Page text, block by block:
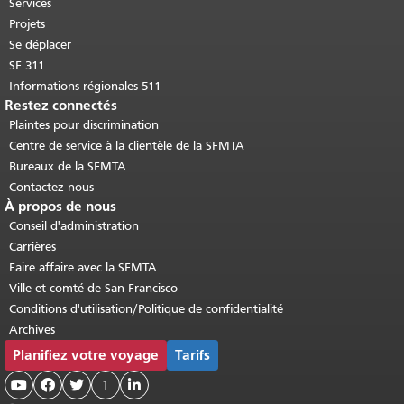
Services
Projets
Se déplacer
SF 311
Informations régionales 511
Restez connectés
Plaintes pour discrimination
Centre de service à la clientèle de la SFMTA
Bureaux de la SFMTA
Contactez-nous
À propos de nous
Conseil d'administration
Carrières
Faire affaire avec la SFMTA
Ville et comté de San Francisco
Conditions d'utilisation/Politique de confidentialité
Archives
Planifiez votre voyage Tarifs
   1 